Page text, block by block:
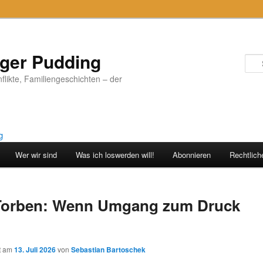
Pudding
Familiengeschichten – der
Wer wir sind Was ich loswerden will! Abonnieren
Wenn Umgang zum Druck
am13. Juli 2026 vonSebastian Bartoschek